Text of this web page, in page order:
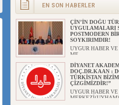
EN SON HABERLER
UYGUR HABER VE
ÇİN’İN DOĞU
UYGULAMALARI
POSTMODERN BİR
SOYKIRIMDIR!
UYGUR HABER
ME...
DİYANET
DOÇ.DR.KAAN :
TÜRKİSTAN
ÇİZGİMİZDİR!”
UYGUR HABER
MERKEZİ(UYHAM)